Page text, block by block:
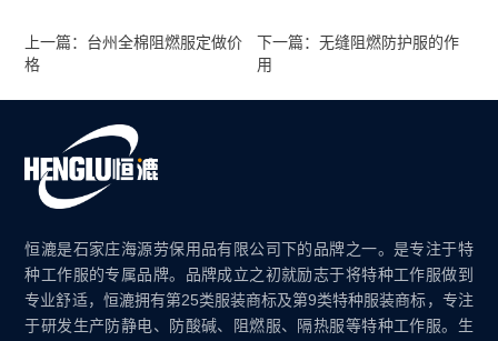
上一篇：台州全棉阻燃服定做价
格
下一篇：无缝阻燃防护服的作
用
恒漉是石家庄海源劳保用品有限公司下的品牌之一。是专注于特
种工作服的专属品牌。品牌成立之初就励志于将特种工作服做到
专业舒适，恒漉拥有第25类服装商标及第9类特种服装商标，专注
于研发生产防静电、防酸碱、阻燃服、隔热服等特种工作服。生